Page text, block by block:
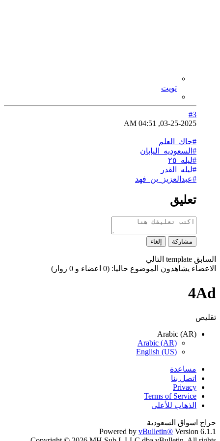
تويت
#3
03-25-2025, 04:51 AM
#جاك_العلم
#السعوديه_اليابان
#ليله_٢٥
#ليله_القدر
#عبدالعزيز_بن_فهد
تعليق
مشاركة إلغاء
السابق template التالي
الاعضاء يشاهدون الموضوع حاليا: (0 اعضاء و 0 زوار)
4Ad
تقليص
Arabic (AR)
Arabic (AR)
English (US)
مساعدة
اتصل بنا
Privacy
Terms of Service
الذهاب للأعلى
حراج اسواق السعودية
Powered by vBulletin® Version 6.1.1